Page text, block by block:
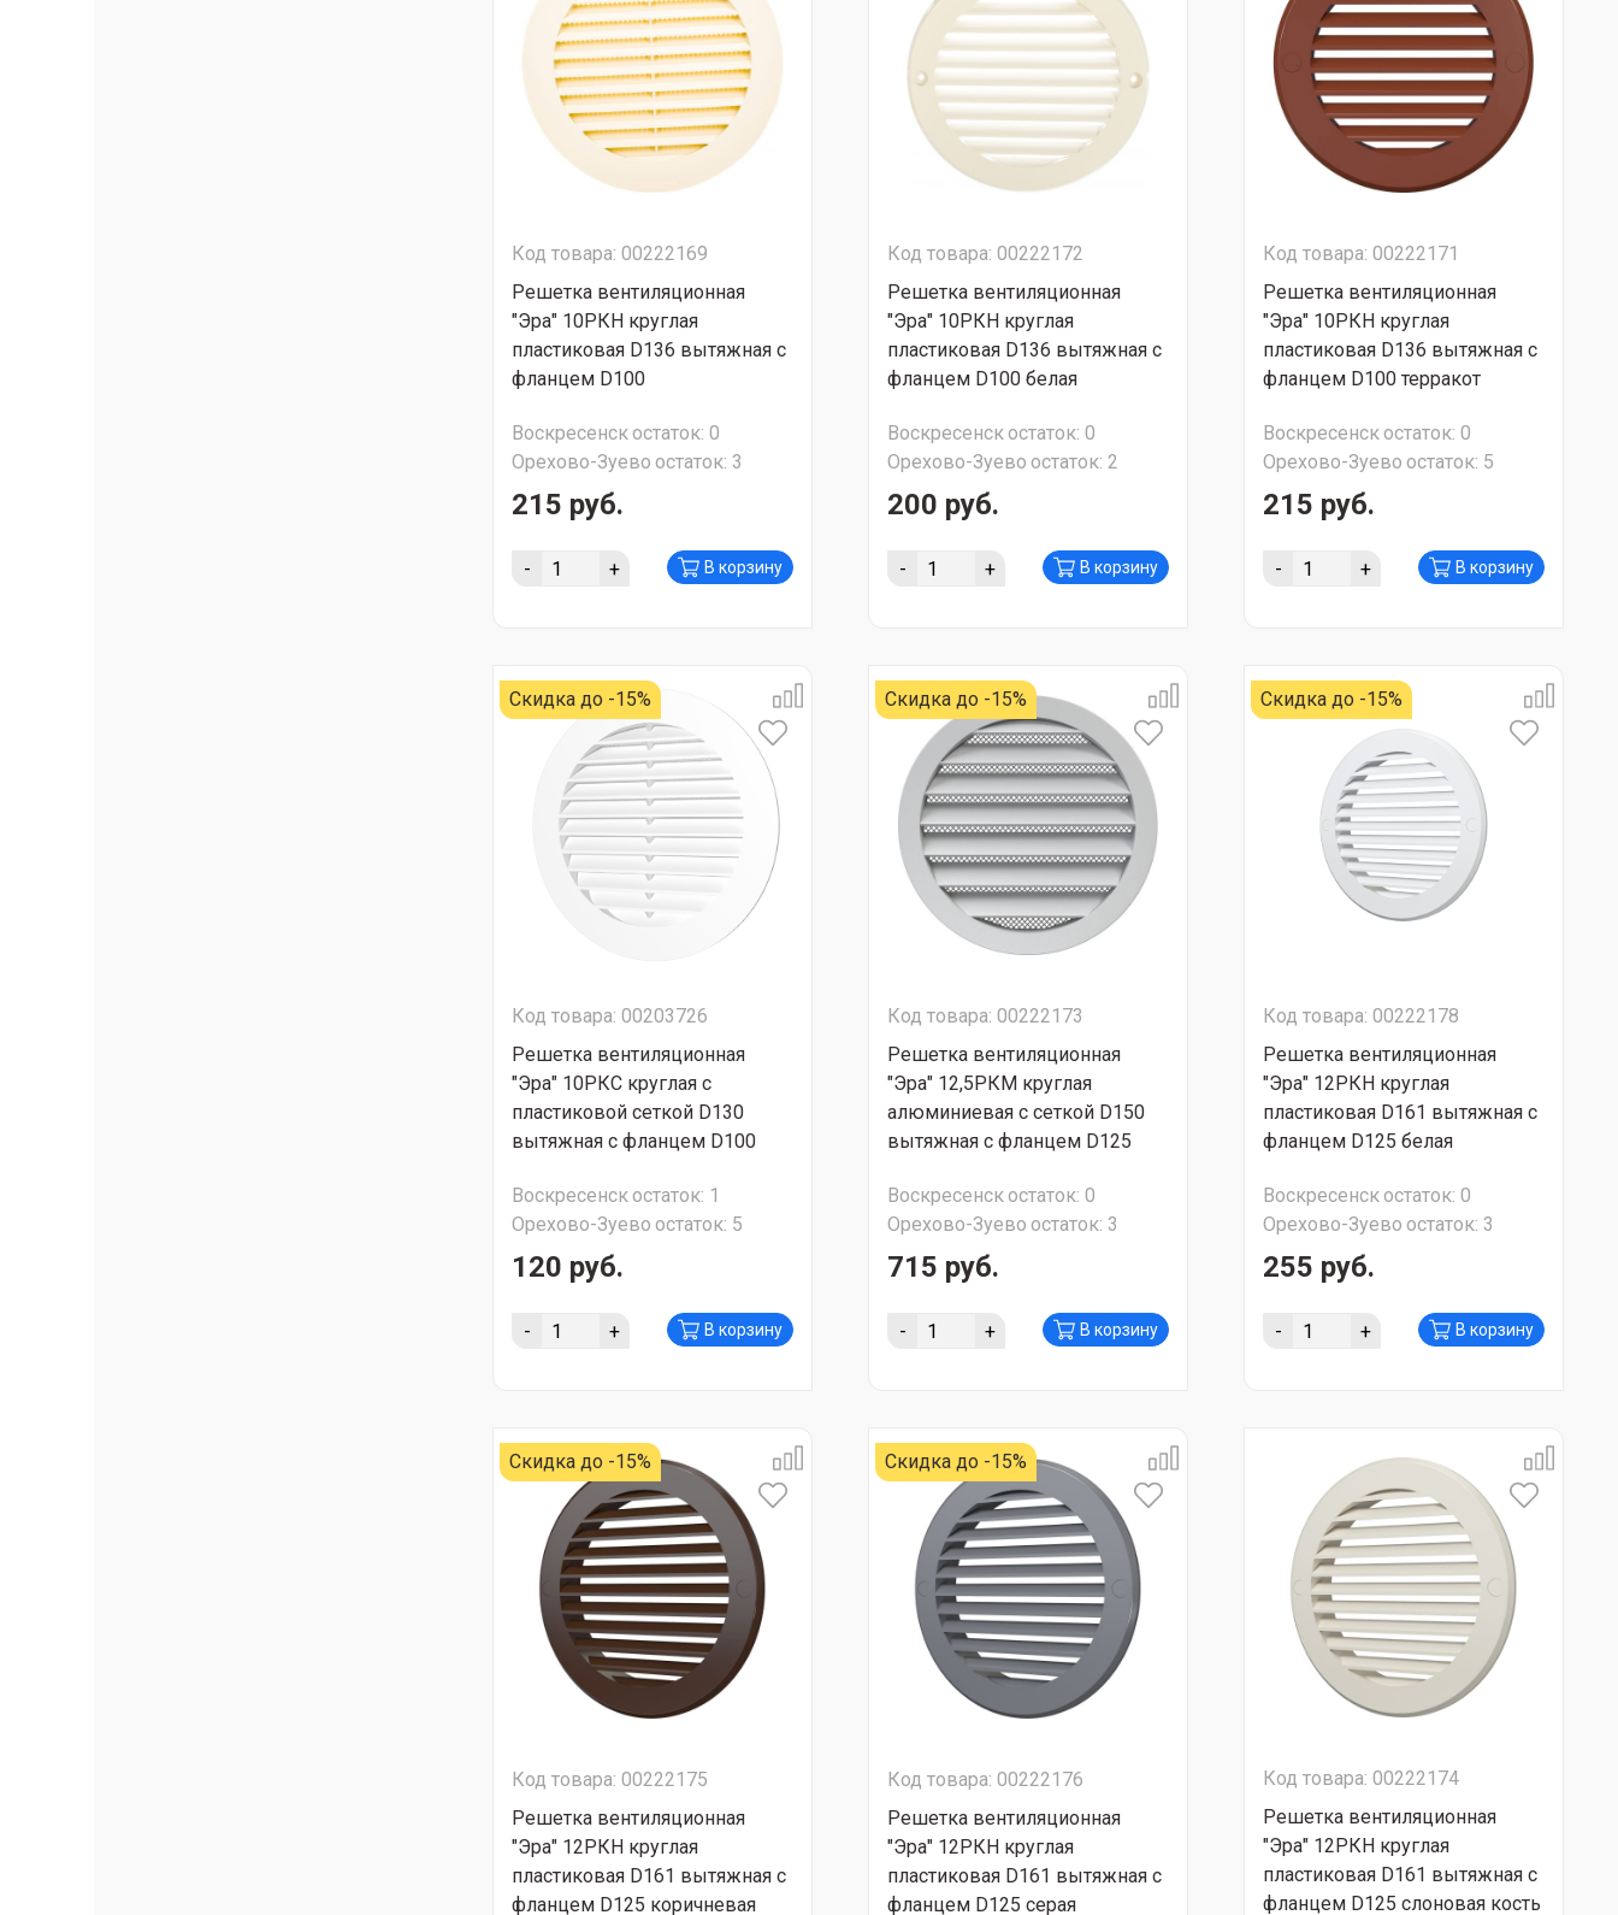
Код товара: 00222169
Решетка вентиляционная
"Эра" 10РКН круглая
пластиковая D136 вытяжная с
фланцем D100
Воскресенскостаток: 0
Орехово-Зуево остаток: 3
215 руб.
- + В корзину
Код товара: 00222172
Решетка вентиляционная
"Эра" 10РКН круглая
пластиковая D136 вытяжная с
фланцем D100 белая
Воскресенскостаток: 0
Орехово-Зуево остаток: 2
200 руб.
- + В корзину
Код товара: 00222171
Решетка вентиляционная
"Эра" 10РКН круглая
пластиковая D136 вытяжная с
фланцем D100 терракот
Воскресенскостаток: 0
Орехово-Зуево остаток: 5
215 руб.
- + В корзину
Скидка до -15%
Код товара: 00203726
Решетка вентиляционная
"Эра" 10РКС круглая с
пластиковой сеткой D130
вытяжная с фланцем D100
Воскресенскостаток: 1
Орехово-Зуево остаток: 5
120 руб.
- + В корзину
Скидка до -15%
Код товара: 00222173
Решетка вентиляционная
"Эра" 12,5РКМ круглая
алюминиевая c сеткой D150
вытяжная с фланцем D125
Воскресенскостаток: 0
Орехово-Зуево остаток: 3
715 руб.
- + В корзину
Скидка до -15%
Код товара: 00222178
Решетка вентиляционная
"Эра" 12РКН круглая
пластиковая D161 вытяжная с
фланцем D125 белая
Воскресенскостаток: 0
Орехово-Зуево остаток: 3
255 руб.
- + В корзину
Скидка до -15%
Код товара: 00222175
Решетка вентиляционная
"Эра" 12РКН круглая
пластиковая D161 вытяжная с
фланцем D125 коричневая
Скидка до -15%
Код товара: 00222176
Решетка вентиляционная
"Эра" 12РКН круглая
пластиковая D161 вытяжная с
фланцем D125 серая
Код товара: 00222174
Решетка вентиляционная
"Эра" 12РКН круглая
пластиковая D161 вытяжная с
фланцем D125 слоновая кость